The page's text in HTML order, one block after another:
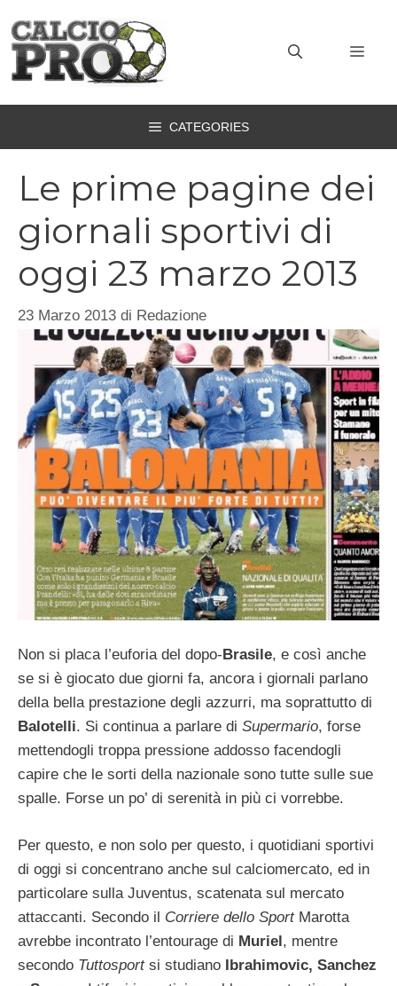
contenuto
CATEGORIES
Le prime pagine dei
giornali sportivi di
oggi 23 marzo 2013
23 Marzo 2013 di Redazione
Non si placa l’euforia del dopo-Brasile, e così anche
se si è giocato due giorni fa, ancora i giornali parlano
della bella prestazione degli azzurri, ma soprattutto di
Balotelli. Si continua a parlare di Supermario, forse
mettendogli troppa pressione addosso facendogli
capire che le sorti della nazionale sono tutte sulle sue
spalle. Forse un po’ di serenità in più ci vorrebbe.
Per questo, e non solo per questo, i quotidiani sportivi
di oggi si concentrano anche sul calciomercato, ed in
particolare sulla Juventus, scatenata sul mercato
attaccanti. Secondo il Corriere dello SportMarotta
avrebbe incontrato l’entourage di Muriel, mentre
secondo Tuttosportsi studiano Ibrahimovic, Sanchez